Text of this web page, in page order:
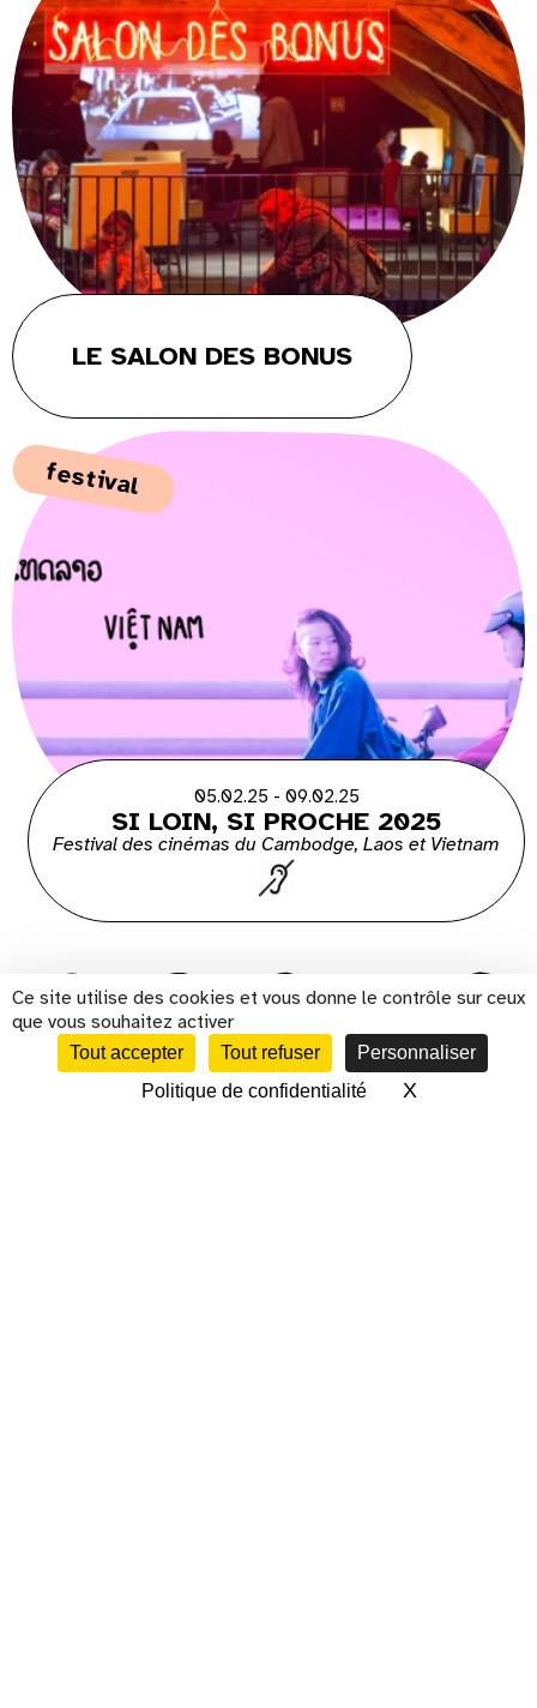
Ce site utilise des cookies et vous donne le contrôle sur ceux
que vous souhaitez activer
Tout accepter Tout refuser
Personnaliser
Politique de confidentialité
XMasquer le
CALENDRIER
LE SALON DES BONUS
festival
05.02.25 - 09.02.25
SI LOIN, SI PROCHE 2025
Festival des cinémas du Cambodge, Laos et Vietnam
s'inscrire à la newsletter